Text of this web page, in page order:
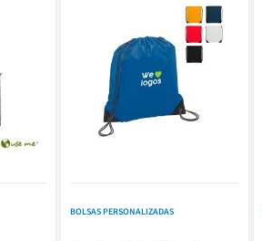
BOLSAS PERSONALIZADAS